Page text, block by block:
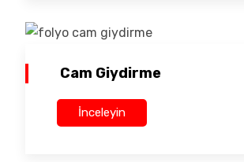
Cam Giydirme
İnceleyin